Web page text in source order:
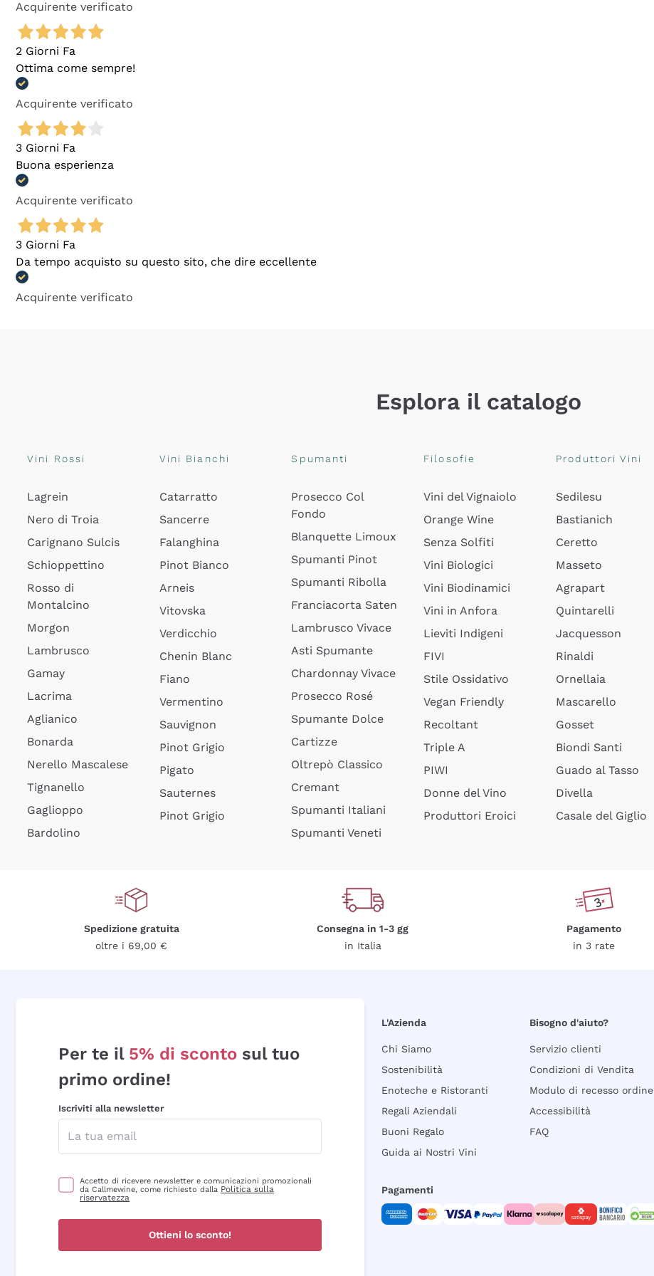
Acquirente verificato
2 Giorni Fa
Ottima come sempre!
Acquirente verificato
3 Giorni Fa
Buona esperienza
Acquirente verificato
3 Giorni Fa
Da tempo acquisto su questo sito, che dire eccellente
Acquirente verificato
Esplora il catalogo
Vini Rossi
Lagrein
Nero di Troia
Carignano Sulcis
Schioppettino
Rosso di
Montalcino
Morgon
Lambrusco
Gamay
Lacrima
Aglianico
Bonarda
Nerello Mascalese
Tignanello
Gaglioppo
Bardolino
Vini Bianchi
Catarratto
Sancerre
Falanghina
Pinot Bianco
Arneis
Vitovska
Verdicchio
Chenin Blanc
Fiano
Vermentino
Sauvignon
Pinot Grigio
Pigato
Sauternes
Pinot Grigio
Spumanti
Prosecco Col
Fondo
Blanquette Limoux
Spumanti Pinot
Spumanti Ribolla
Franciacorta Saten
Lambrusco Vivace
Asti Spumante
Chardonnay Vivace
Prosecco Rosé
Spumante Dolce
Cartizze
Oltrepò Classico
Cremant
Spumanti Italiani
Spumanti Veneti
Filosofie
Vini del Vignaiolo
Orange Wine
Senza Solfiti
Vini Biologici
Vini Biodinamici
Vini in Anfora
Lieviti Indigeni
FIVI
Stile Ossidativo
Vegan Friendly
Recoltant
Triple A
PIWI
Donne del Vino
Produttori Eroici
Produttori Vini
Sedilesu
Bastianich
Ceretto
Masseto
Agrapart
Quintarelli
Jacquesson
Rinaldi
Ornellaia
Mascarello
Gosset
Biondi Santi
Guado al Tasso
Divella
Casale del Giglio
Spedizione gratuita
oltre i 69,00 €
Consegna in 1-3 gg
in Italia
Pagamento
in 3 rate
Per te il 5% di sconto sul tuo
primo ordine!
Iscriviti alla newsletter
Accetto di ricevere newsletter e comunicazioni promozionali
da Callmewine, come richiesto dalla Politica sulla
riservatezza
Ottieni lo sconto!
L'Azienda
Chi Siamo
Sostenibilità
Enoteche e Ristoranti
Regali Aziendali
Buoni Regalo
Guida ai Nostri Vini
Bisogno d'aiuto?
Servizio clienti
Condizioni di Vendita
Modulo di recesso ordine
Accessibilità
FAQ
Pagamenti